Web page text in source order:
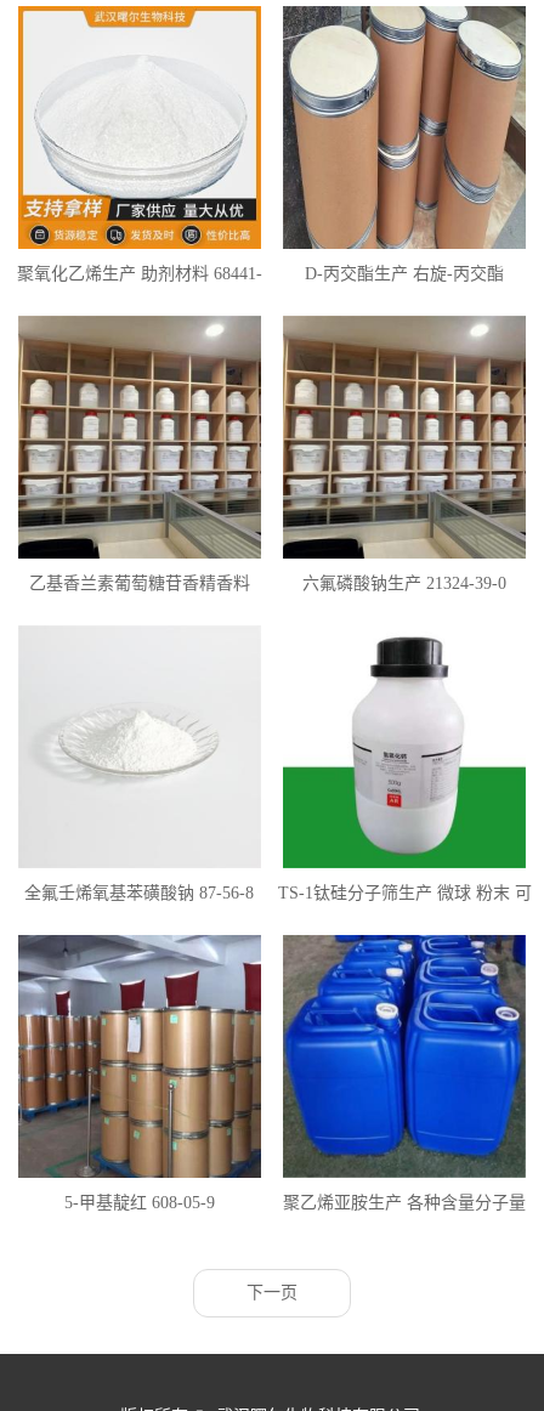
聚氧化乙烯生产 助剂材料 68441- D-丙交酯生产 右旋-丙交酯
乙基香兰素葡萄糖苷香精香料 六氟磷酸钠生产 21324-39-0
全氟壬烯氧基苯磺酸钠 87-56-8 TS-1钛硅分子筛生产 微球 粉末 可
5-甲基靛红 608-05-9 聚乙烯亚胺生产 各种含量分子量
下一页